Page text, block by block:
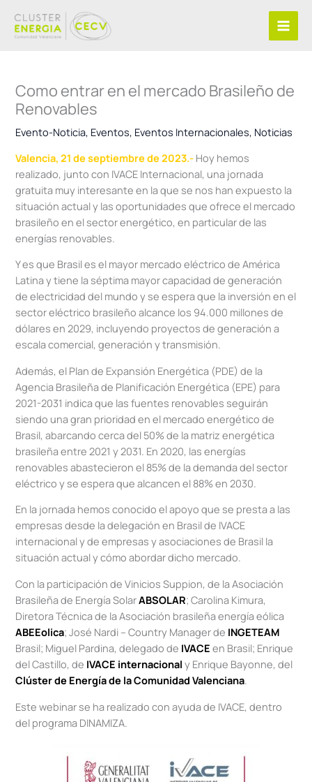
contenido
Como entrar en el mercado Brasileño de
Renovables
Evento-Noticia, Eventos, Eventos Internacionales, Noticias
Valencia, 21 de septiembre de 2023.- Hoy hemos
realizado, junto con IVACE Internacional, una jornada
gratuita muy interesante en la que se nos han expuesto la
situación actual y las oportunidades que ofrece el mercado
brasileño en el sector energético, en particular de las
energías renovables.
Y es que Brasil es el mayor mercado eléctrico de América
Latina y tiene la séptima mayor capacidad de generación
de electricidad del mundo y se espera que la inversión en el
sector eléctrico brasileño alcance los 94.000 millones de
dólares en 2029, incluyendo proyectos de generación a
escala comercial, generación y transmisión.
Además, el Plan de Expansión Energética (PDE) de la
Agencia Brasileña de Planificación Energética (EPE) para
2021-2031 indica que las fuentes renovables seguirán
siendo una gran prioridad en el mercado energético de
Brasil, abarcando cerca del 50% de la matriz energética
brasileña entre 2021 y 2031. En 2020, las energías
renovables abastecieron el 85% de la demanda del sector
eléctrico y se espera que alcancen el 88% en 2030.
En la jornada hemos conocido el apoyo que se presta a las
empresas desde la delegación en Brasil de IVACE
internacional y de empresas y asociaciones de Brasil la
situación actual y cómo abordar dicho mercado.
Con la participación de Vinicios Suppion, de la Asociación
Brasileña de Energía SolarABSOLAR; Carolina Kimura,
Diretora Técnica de la Asociación brasileña energía eólica
ABEEolica; José Nardi – Country Manager de INGETEAM
Brasil; Miguel Pardina, delegado de IVACE en Brasil; Enrique
del Castillo, de IVACE internacional y Enrique Bayonne, del
Clúster de Energía de la Comunidad Valenciana.
Este webinar se ha realizado con ayuda de IVACE, dentro
del programa DINAMIZA.